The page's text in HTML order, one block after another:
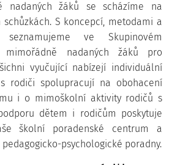
nadaných žáků se scházíme na
S koncepcí, metodami a
ve Skupinovém
mimořádně nadaných žáků pro
vyučující nabízejí individuální
rodiči spolupracují na obohacení
i o mimoškolní aktivity rodičů s
dětem i rodičům poskytuje
školní poradenské centrum a
psychologické poradny.